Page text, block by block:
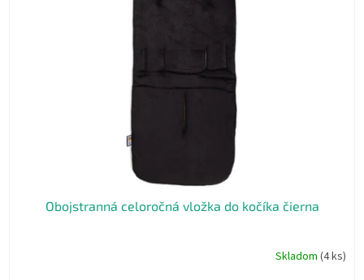
Obojstranná celoročná vložka do kočíka čierna
Skladom (4 ks)